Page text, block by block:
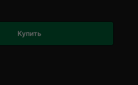
Купить